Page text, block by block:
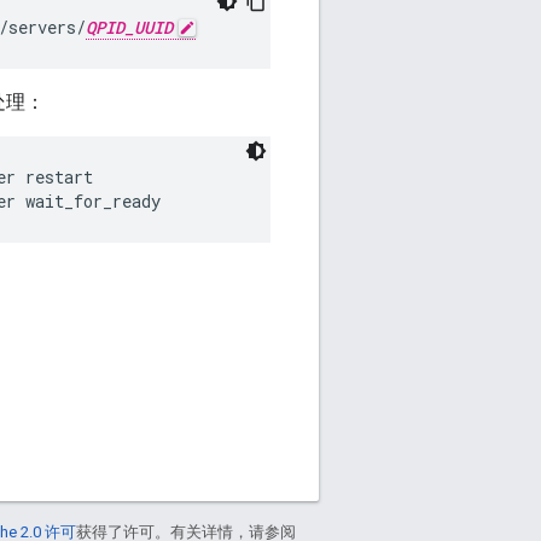
servers/QPID_UUID
：
restart
wait_for_ready
2.0 许可获得了许可。有关详情，请参阅